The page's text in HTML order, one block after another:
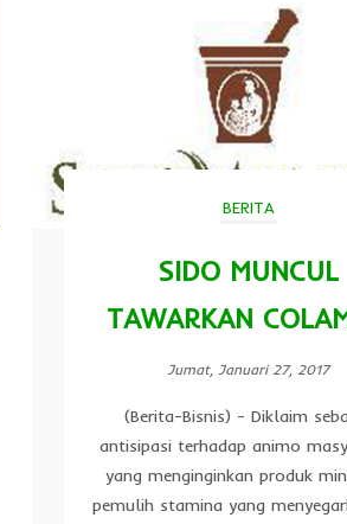
BERITA
SIDO MUNCUL
TAWARKAN
Jumat, Januari 27, 2017
(Berita-Bisnis) - Diklaim
antisipasi terhadap animo
yang menginginkan produk
pemulih stamina yang